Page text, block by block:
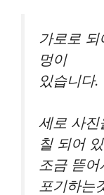
가로로 되
멍이
있습니다.
세로 사진
칠 되어
조금 뜯
포기하는